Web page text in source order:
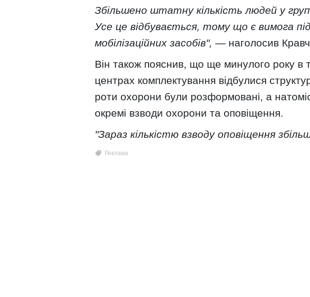
Збільшено штатну кількість людей у
Усе це відбувається, тому що є вимога
мобілізаційних засобів", — наголосив
Він також пояснив, що ще минулого року в
центрах комплектування відбулися
роти охорони були розформовані, а
окремі взводи охорони та оповіщення.
"Зараз кількістю взводу оповіщення